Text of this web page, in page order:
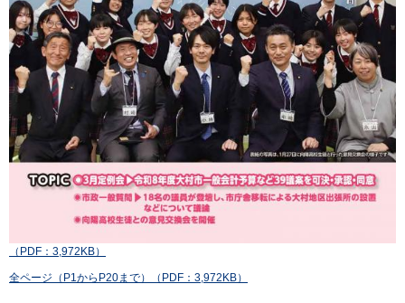
（PDF：3,972KB）
全ページ（P1からP20まで）（PDF：3,972KB）